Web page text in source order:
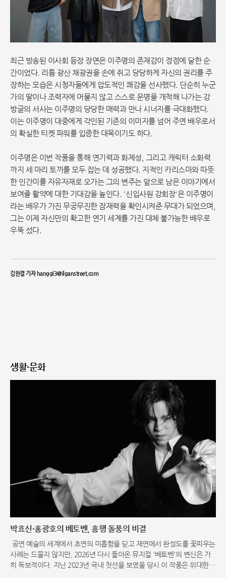
최근 방송된 이사회 등장 장면은 이주명의 존재감이 정점에 달한 순
간이었다. 리튬 광산 채광권을 손에 쥐고 당당하게 자신의 권리를 주
장하는 모습은 시청자들에게 압도적인 쾌감을 선사했다. 단순히 누군
가의 딸이나 조력자에 머물지 않고 스스로 운명을 개척해 나가는 강
방글의 서사는 이주명의 당당한 매력과 만나 시너지를 극대화했다.
이는 이주명이 대중에게 각인된 기존의 이미지를 넘어 주연 배우로서
의 확실한 티켓 파워를 입증한 대목이기도 하다.
이주명은 이번 작품을 통해 연기력과 화제성, 그리고 캐릭터 소화력
까지 세 마리 토끼를 모두 잡는 데 성공했다. 지적인 카리스마와 따뜻
한 인간미를 자유자재로 오가는 그의 변주는 앞으로 남은 이야기에서
보여줄 활약에 대한 기대감을 높인다. '신입사원 강회장'은 이주명이
라는 배우가 가진 무궁무진한 잠재력을 확인시켜준 무대가 되었으며,
그는 이제 자신만의 확고한 연기 세계를 가진 대체 불가능한 배우로
우뚝 섰다.
김한결 기자 hanggl3@ilganstreet.com
생활·문화
박효신·홍광호의 베토벤, 흥행 돌풍의 비결
공연 예술의 세계에서 초연의 미흡함을 딛고 재연에서 완성도를 꽃피우는
사례는 드물지 않지만, 2026년 다시 돌아온 뮤지컬 '베토벤'의 변신은 가
히 독보적이다. 지난 2023년 국내 첫선을 보였을 당시 이 작품은 위대한